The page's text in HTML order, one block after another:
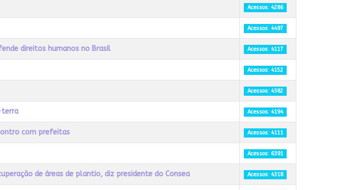
Acessos: 4286
Acessos: 4497
direitos humanos no Brasil Acessos: 4117
Acessos: 4152
Acessos: 4382
terra Acessos: 4194
com prefeitas Acessos: 4111
Acessos: 6391
de áreas de plantio, diz presidente do Consea Acessos: 4318